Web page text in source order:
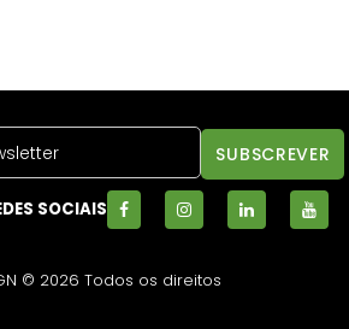
SOCIAIS
© 2026 Todos os direitos